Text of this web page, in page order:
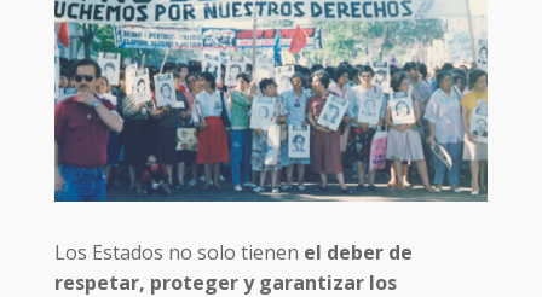
Los Estados no solo tienen el deber de
respetar, proteger y garantizar los